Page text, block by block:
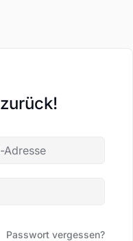
Passwort vergessen?